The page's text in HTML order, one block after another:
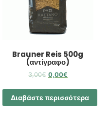
Brauner Reis 500g
(αντίγραφο)
3,00€ 0,00€
Διαβάστε περισσότερα